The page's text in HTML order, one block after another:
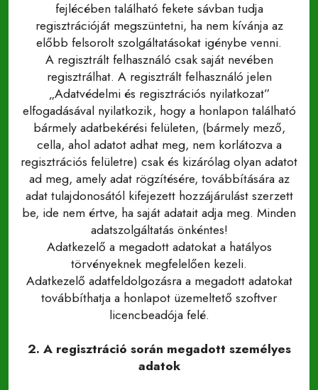
fejlécében található fekete sávban tudja
regisztrációját megszüntetni, ha nem kívánja az
előbb felsorolt szolgáltatásokat igénybe venni.
A regisztrált felhasználó csak saját nevében
regisztrálhat. A regisztrált felhasználó jelen
„Adatvédelmi és regisztrációs nyilatkozat”
elfogadásával nyilatkozik, hogy a honlapon található
bármely adatbekérési felületen, (bármely mező,
cella, ahol adatot adhat meg, nem korlátozva a
regisztrációs felületre) csak és kizárólag olyan adatot
ad meg, amely adat rögzítésére, továbbítására az
adat tulajdonosától kifejezett hozzájárulást szerzett
be, ide nem értve, ha saját adatait adja meg. Minden
adatszolgáltatás önkéntes!
Adatkezelő a megadott adatokat a hatályos
törvényeknek megfelelően kezeli.
Adatkezelő adatfeldolgozásra a megadott adatokat
továbbíthatja a honlapot üzemeltető szoftver
licencbeadója felé.
2. A regisztráció során megadott személyes
adatok